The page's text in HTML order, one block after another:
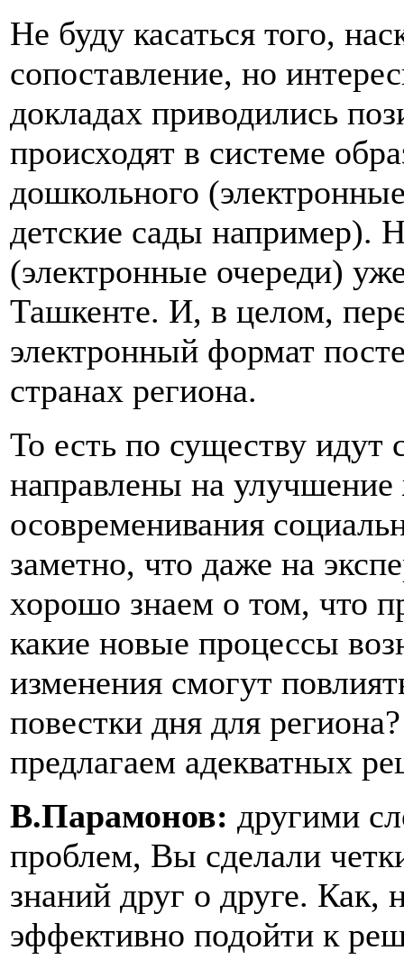
Не буду касаться того,
сопоставление, но
докладах приводились
происходят в системе
дошкольного
детские сады например).
(электронные очереди)
Ташкенте. И, в целом,
электронный формат
странах региона.
То есть по существу идут
направлены на
осовременивания
заметно, что даже на
хорошо знаем о том, что
какие новые процессы
изменения смогут
повестки дня для
предлагаем адекватных
В.Парамонов: другими
проблем, Вы сделали
знаний друг о друге.
эффективно подойти к